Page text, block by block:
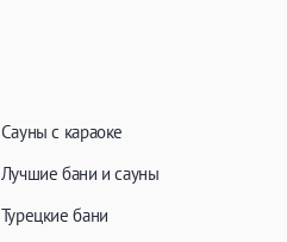
Сауны с караоке
Лучшие бани и сауны
Турецкие бани